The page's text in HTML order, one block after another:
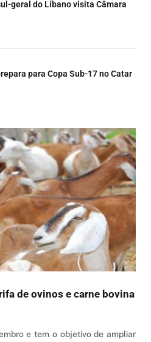
geral do Líbano visita Câmara
para Copa Sub-17 no Catar
de ovinos e carne bovina
e tem o objetivo de ampliar